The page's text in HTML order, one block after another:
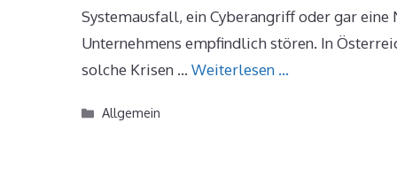
Systemausfall, ein Cyberangriff oder gar
Unternehmens empfindlich stören. In
solche Krisen … Weiterlesen …
Kategorien
Allgemein